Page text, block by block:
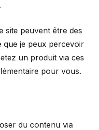
site peuvent être des
que je peux percevoir
un produit via ces
pour vous.
du contenu via